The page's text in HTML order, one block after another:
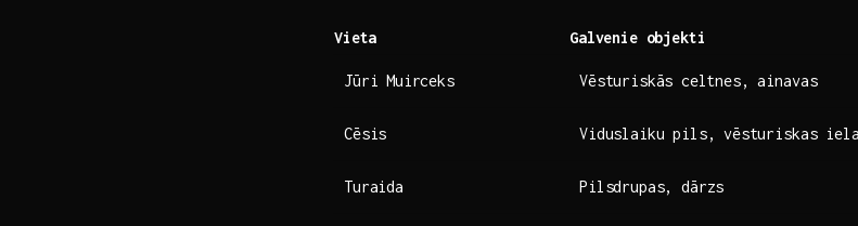
Vieta Galvenie ​objekti
Jūri⁢ Muirceks Vēsturiskās⁣ celtnes,‌ ainavas
Cēsis Viduslaiku pils, ⁢vēsturiskas
Turaida Pilsdrupas, ‍dārzs